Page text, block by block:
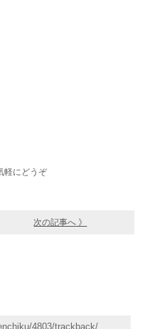
軽にどうぞ
次の記事へ 》